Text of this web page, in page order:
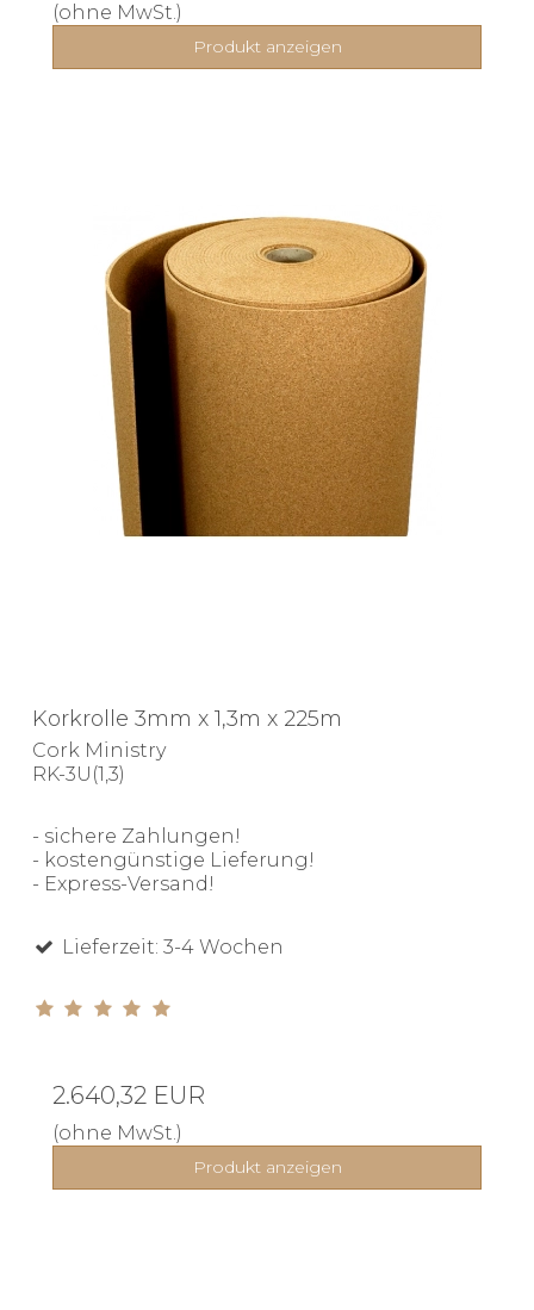
(ohne MwSt.)
Produkt anzeigen
Korkrolle 3mm x 1,3m x 225m
Cork Ministry
RK-3U(1,3)
- sichere Zahlungen!
- kostengünstige Lieferung!
- Express-Versand!
Lieferzeit: 3-4 Wochen
2.640,32 EUR
(ohne MwSt.)
Produkt anzeigen